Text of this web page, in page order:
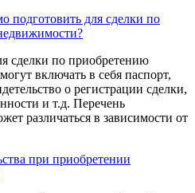
подготовить для сделки по
сделки по приобретению
включать в себя паспорт,
о регистрации сделки,
и т.д. Перечень
различаться в зависимости от
при приобретении